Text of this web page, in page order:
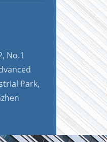
No.1
Park,